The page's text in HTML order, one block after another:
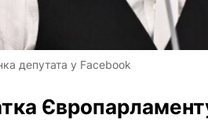
депутата у Facebook